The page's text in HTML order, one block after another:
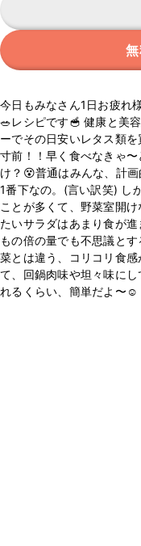
今日もみなさん1日お疲れ
🥗レシピです🥣 健康と美
ーでその日安いレタス類
寸前！！早く食べなきゃ
け？😵普通はみんな、計
1番下なの。(言い訳笑) し
ことが多くて、野菜室開
たいサラダはあまり食が
もの倍の量でも不思議と
菜とは違う、コリコリ食
て、回鍋肉味や坦々味に
れるくらい、簡単だよ〜☺️